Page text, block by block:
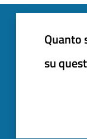
Quanto
su